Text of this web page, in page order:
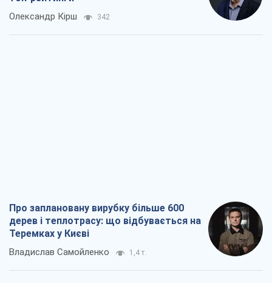
Олександр Кірш 342
Про заплановану вирубку більше 600
дерев і теплотрасу: що відбувається на
Теремках у Києві
Владислав Самойленко 1,4 т.